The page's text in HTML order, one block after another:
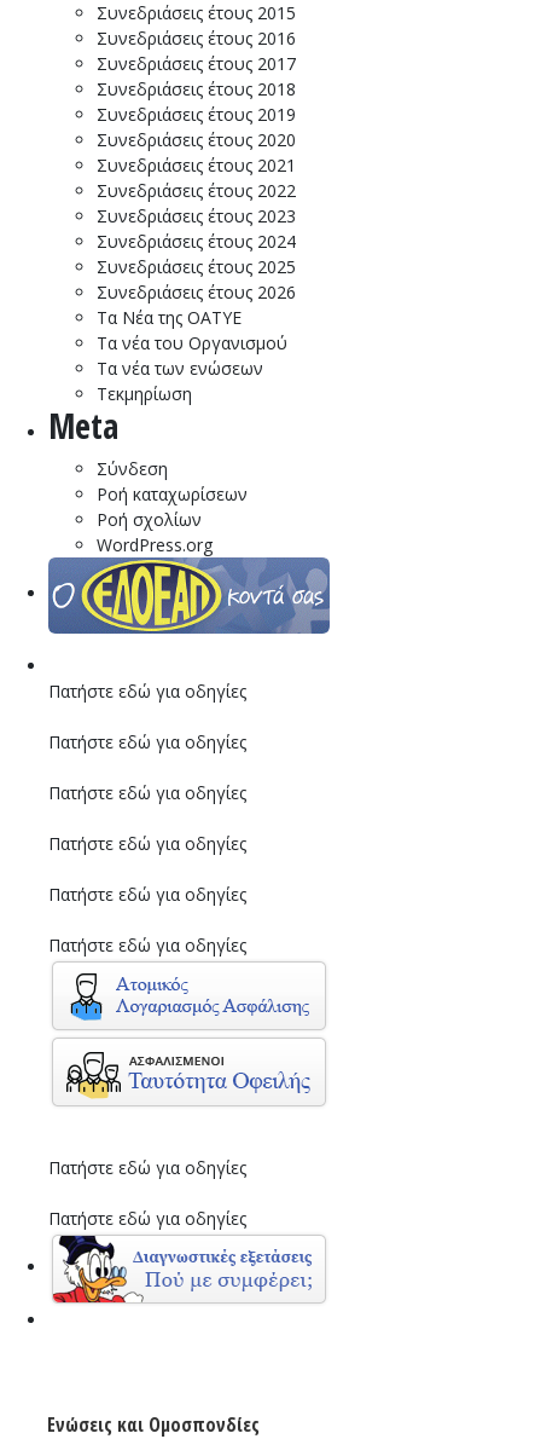
Συνεδριάσεις έτους 2015
Συνεδριάσεις έτους 2016
Συνεδριάσεις έτους 2017
Συνεδριάσεις έτους 2018
Συνεδριάσεις έτους 2019
Συνεδριάσεις έτους 2020
Συνεδριάσεις έτους 2021
Συνεδριάσεις έτους 2022
Συνεδριάσεις έτους 2023
Συνεδριάσεις έτους 2024
Συνεδριάσεις έτους 2025
Συνεδριάσεις έτους 2026
Τα Νέα της ΟΑΤΥΕ
Τα νέα του Οργανισμού
Τα νέα των ενώσεων
Τεκμηρίωση
Meta
Σύνδεση
Ροή καταχωρίσεων
Ροή σχολίων
WordPress.org
Πατήστε εδώ για οδηγίες
Πατήστε εδώ για οδηγίες
Πατήστε εδώ για οδηγίες
Πατήστε εδώ για οδηγίες
Πατήστε εδώ για οδηγίες
Πατήστε εδώ για οδηγίες
Πατήστε εδώ για οδηγίες
Πατήστε εδώ για οδηγίες
Ενώσεις και Ομοσπονδίες